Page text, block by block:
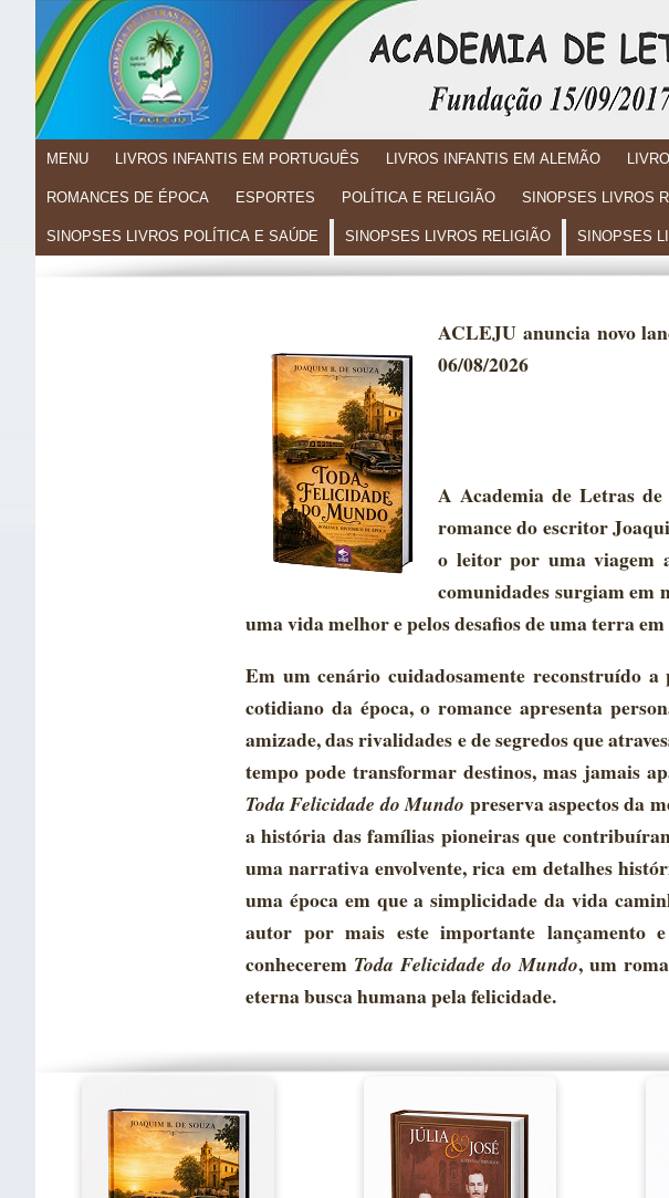
MENU LIVROS INFANTIS EM PORTUGUÊS LIVROS INFANTIS EM ALEMÃO
ROMANCES DE ÉPOCA ESPORTES POLÍTICA E RELIGIÃO SINOPSES LIVROS
SINOPSES LIVROS POLÍTICA E SAÚDE SINOPSES LIVROS RELIGIÃO SINOPSES
ACLEJU anuncia novo
06/08/2026
A Academia de Letras
romance do escritor
o leitor por uma viagem
comunidades surgiam em
uma vida melhor e pelos desafios de uma terra
Em um cenário cuidadosamente reconstruído
cotidiano da época, o romance apresenta
amizade, das rivalidades e de segredos que
tempo pode transformar destinos, mas jamais
Toda Felicidade do Mundo preserva aspectos da
a história das famílias pioneiras que
uma narrativa envolvente, rica em detalhes
uma época em que a simplicidade da vida
autor por mais este importante lançamento
conhecerem Toda Felicidade do Mundo, um
eterna busca humana pela felicidade.